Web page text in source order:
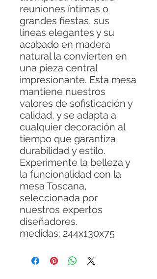
reuniones íntimas o
grandes fiestas, sus
líneas elegantes y su
acabado en madera
natural la convierten en
una pieza central
impresionante. Esta mesa
mantiene nuestros
valores de sofisticación y
calidad, y se adapta a
cualquier decoración al
tiempo que garantiza
durabilidad y estilo.
Experimente la belleza y
la funcionalidad con la
mesa Toscana,
seleccionada por
nuestros expertos
diseñadores.
medidas: 244x130x75